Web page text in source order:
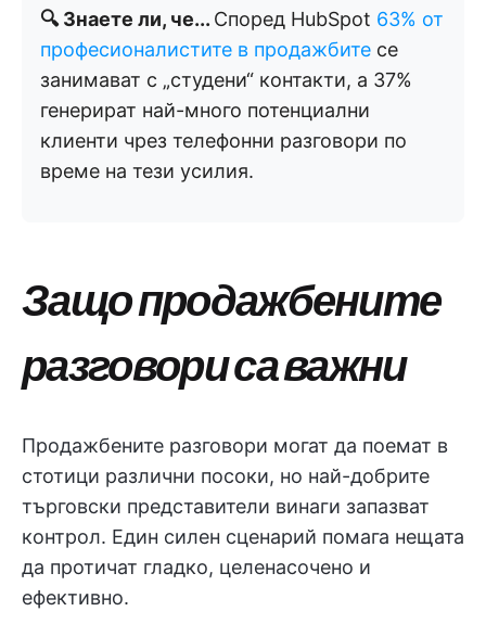
🔍 Знаете ли, че... Според HubSpot 63% от
професионалистите в продажбите се
занимават с „студени“ контакти, а 37%
генерират най-много потенциални
клиенти чрез телефонни разговори по
време на тези усилия.
Защо продажбените
разговори са важни
Продажбените разговори могат да поемат в
стотици различни посоки, но най-добрите
търговски представители винаги запазват
контрол. Един силен сценарий помага нещата
да протичат гладко, целенасочено и
ефективно.